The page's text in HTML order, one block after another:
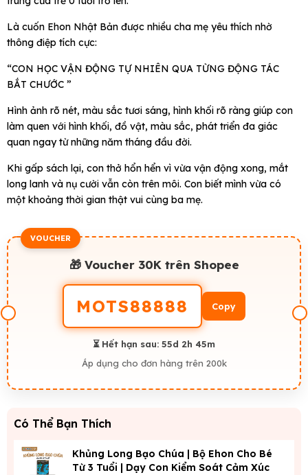
Là cuốn Ehon Nhật Bản được nhiều cha mẹ yêu thích nhờ
thông điệp tích cực:
“CON HỌC VẬN ĐỘNG TỰ NHIÊN QUA TỪNG ĐỘNG TÁC
BẮT CHƯỚC ”
Hình ảnh rõ nét, màu sắc tươi sáng, hình khối rõ ràng giúp con
làm quen với hình khối, đồ vật, màu sắc, phát triển đa giác
quan ngay từ những năm tháng đầu đời.
Khi gấp sách lại, con thở hổn hển vì vừa vận động xong, mắt
long lanh và nụ cười vẫn còn trên môi. Con biết mình vừa có
một khoảng thời gian thật vui cùng ba mẹ.
VOUCHER
🎁 Voucher 30K trên Shopee
MOTS88888 Copy
⏳ Hết hạn sau: 55d 2h 45m
Áp dụng cho đơn hàng trên 200k
Có Thể Bạn Thích
Khủng Long Bạo Chúa | Bộ Ehon Cho Bé
Từ 3 Tuổi | Dạy Con Kiểm Soát Cảm Xúc